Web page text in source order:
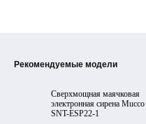
Рекомендуемые модели
Cверхмощная маячковая
электронная сирена Mucco
SNT-ESP22-1